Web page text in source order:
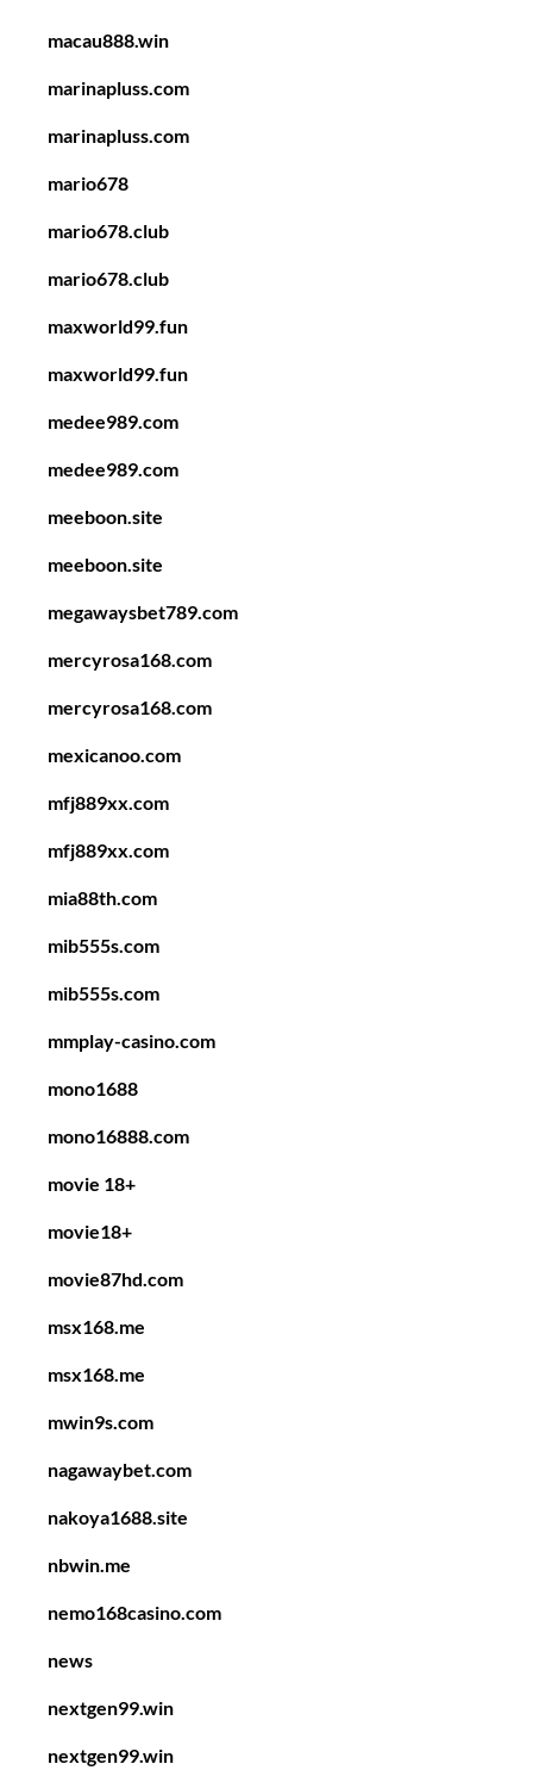
macau888.win
marinapluss.com
marinapluss.com
mario678
mario678.club
mario678.club
maxworld99.fun
maxworld99.fun
medee989.com
medee989.com
meeboon.site
meeboon.site
megawaysbet789.com
mercyrosa168.com
mercyrosa168.com
mexicanoo.com
mfj889xx.com
mfj889xx.com
mia88th.com
mib555s.com
mib555s.com
mmplay-casino.com
mono1688
mono16888.com
movie 18+
movie18+
movie87hd.com
msx168.me
msx168.me
mwin9s.com
nagawaybet.com
nakoya1688.site
nbwin.me
nemo168casino.com
news
nextgen99.win
nextgen99.win